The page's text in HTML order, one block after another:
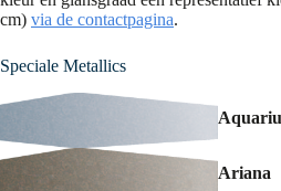
cm) via de contactpagina.
Speciale Metallics
Ariana